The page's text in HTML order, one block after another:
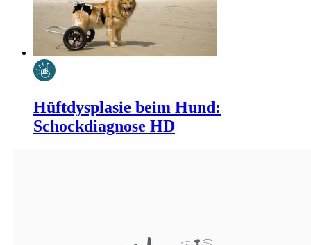
Hüftdysplasie beim Hund:
Schockdiagnose HD